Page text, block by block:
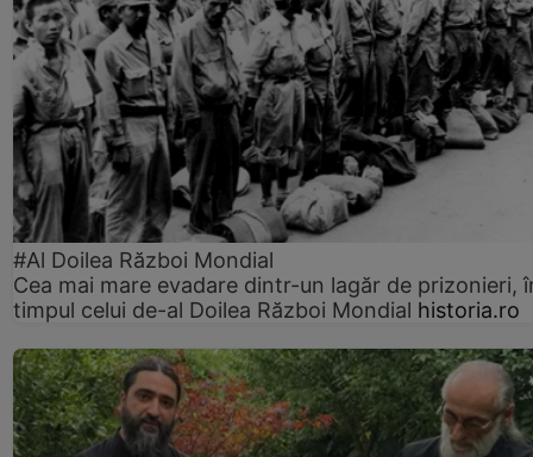
#Al Doilea Război Mondial
Cea mai mare evadare dintr-un lagăr de prizonieri,
timpul celui de-al Doilea Război Mondial historia.ro